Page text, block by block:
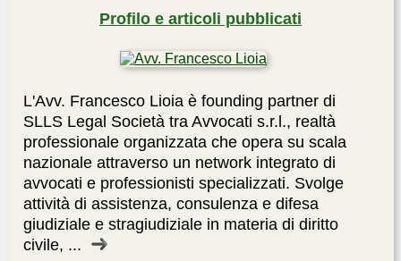
Profilo e articoli pubblicati
L'Avv. Francesco Lioia è founding partner di
SLLS Legal Società tra Avvocati s.r.l., realtà
professionale organizzata che opera su scala
nazionale attraverso un network integrato di
avvocati e professionisti specializzati. Svolge
attività di assistenza, consulenza e difesa
giudiziale e stragiudiziale in materia di diritto
civile, ...